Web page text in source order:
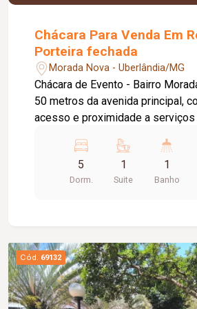
Chácara Para Venda Em
Porteira fechada
Morada Nova - Uberlândia/MG
Chácara de Evento - Bairro
50 metros da avenida principal,
acesso e proximidade a serviços
Possui duas matrículas
espaço externo com paisagismo,
áreas verdes. Descrição da
Terceira pia em posição
Parte da casa reformada há 1
Rústico: Área: 245 m², estilo rústico, construído
com eucalipto de alta qualidade
5
Dorm.
1
Suite
1
Banho
Cód. 69132